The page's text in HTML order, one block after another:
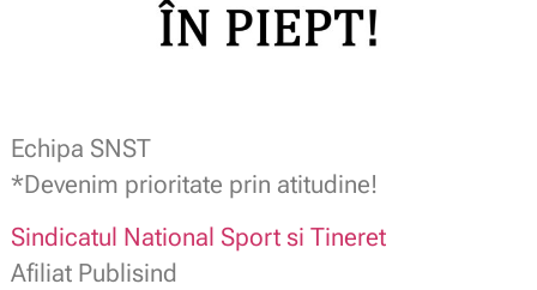
Echipa SNST
*Devenim prioritate prin atitudine!
Sindicatul National Sport si Tineret
Afiliat Publisind